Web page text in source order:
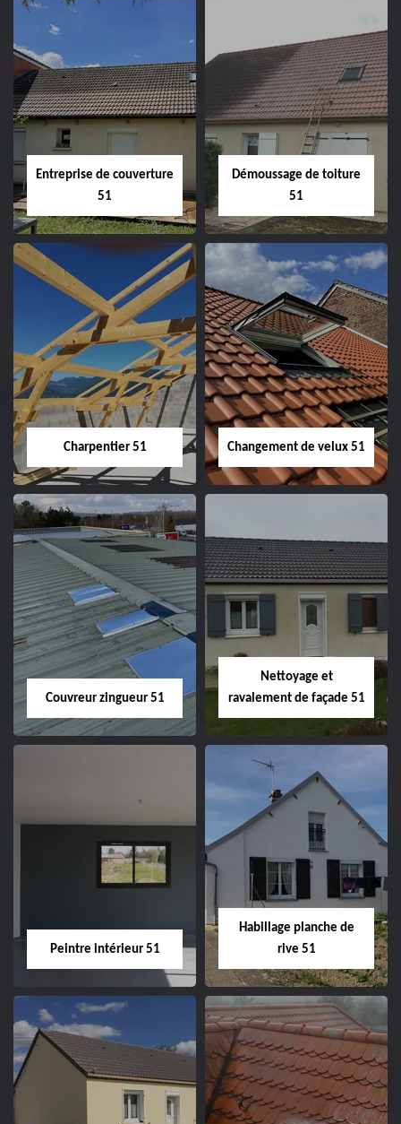
Entreprise de couverture
51
Entreprise de
couverture 51
Démoussage de toiture
51
Démoussage de
toiture 51
Charpentier 51
Charpentier 51
Changement de velux 51
Changement de
velux 51
Couvreur zingueur 51
51
Nettoyage et
ravalement de façade 51
Nettoyage et
ravalement de
façade 51
Peintre intérieur 51
Peintre intérieur
Habillage planche de
rive 51
Habillage planche
de rive 51